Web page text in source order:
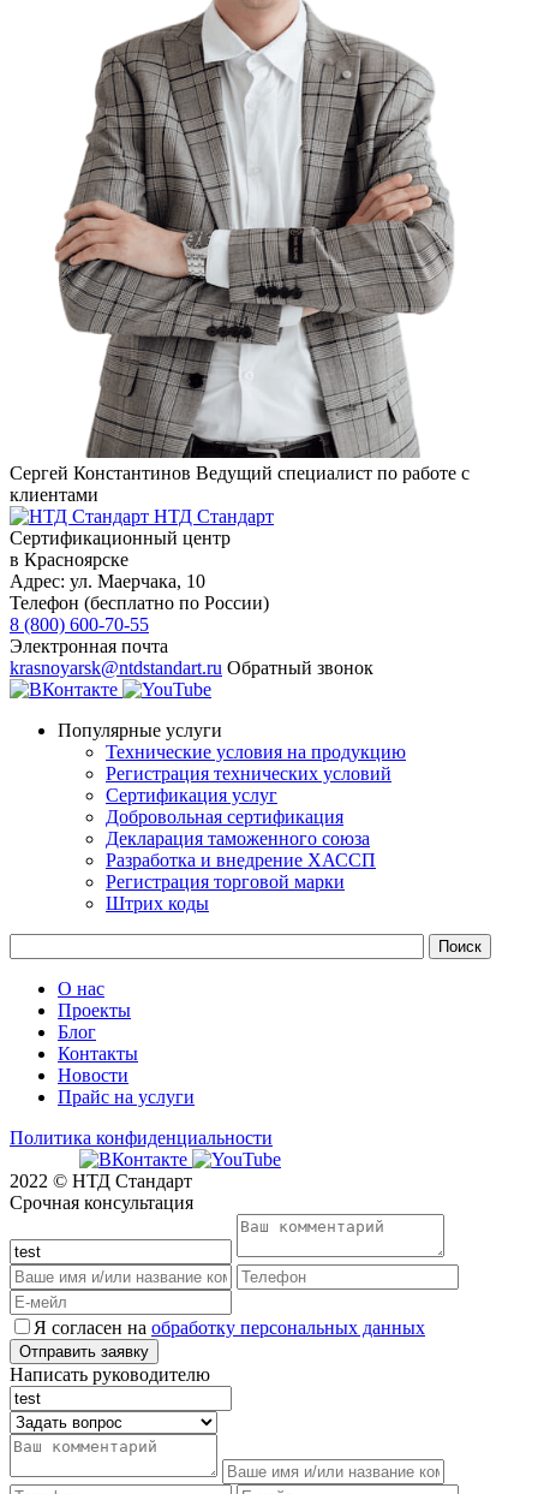
Сергей Константинов Ведущий специалист по работе с
клиентами
НТД Стандарт
Сертификационный центр
в Красноярске
Адрес: ул. ​​​Маерчака, 10
Телефон (бесплатно по России)
8 (800) 600-70-55
Электронная почта
krasnoyarsk@ntdstandart.ru Обратный звонок
Популярные услуги
Технические условия на продукцию
Регистрация технических условий
Сертификация услуг
Добровольная сертификация
Декларация таможенного союза
Разработка и внедрение ХАССП
Регистрация торговой марки
Штрих коды
О нас
Проекты
Блог
Контакты
Новости
Прайс на услуги
Политика конфиденциальности
2022 © НТД Стандарт
Срочная консультация
Я согласен на обработку персональных данных
Написать руководителю